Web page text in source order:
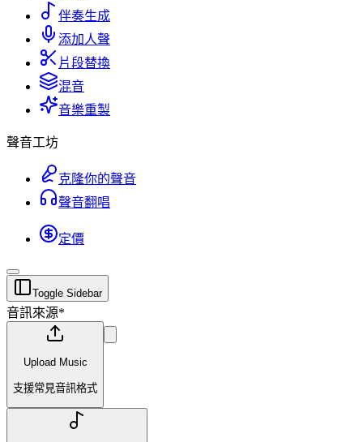
伴奏生成
添加人聲
片段替換
混音
音樂重製
聲音工坊
克隆你的聲音
聲音翻唱
定價
Toggle Sidebar
音訊來源*
Upload Music
支援常見音訊格式